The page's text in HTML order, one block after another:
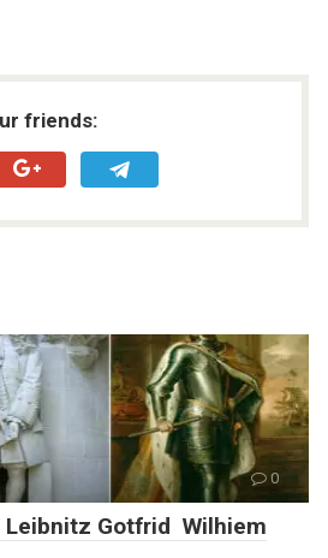
friends:
0
Leibnitz Gotfrid Wilhiem